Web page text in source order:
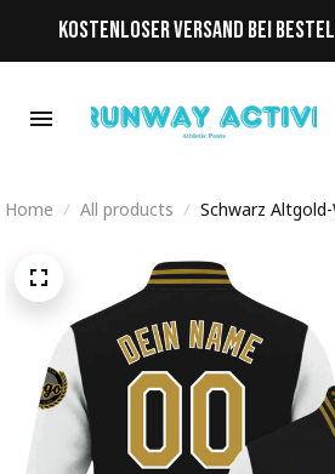
KOSTENLOSER VERSAND BEI
Home All products
Schwarz